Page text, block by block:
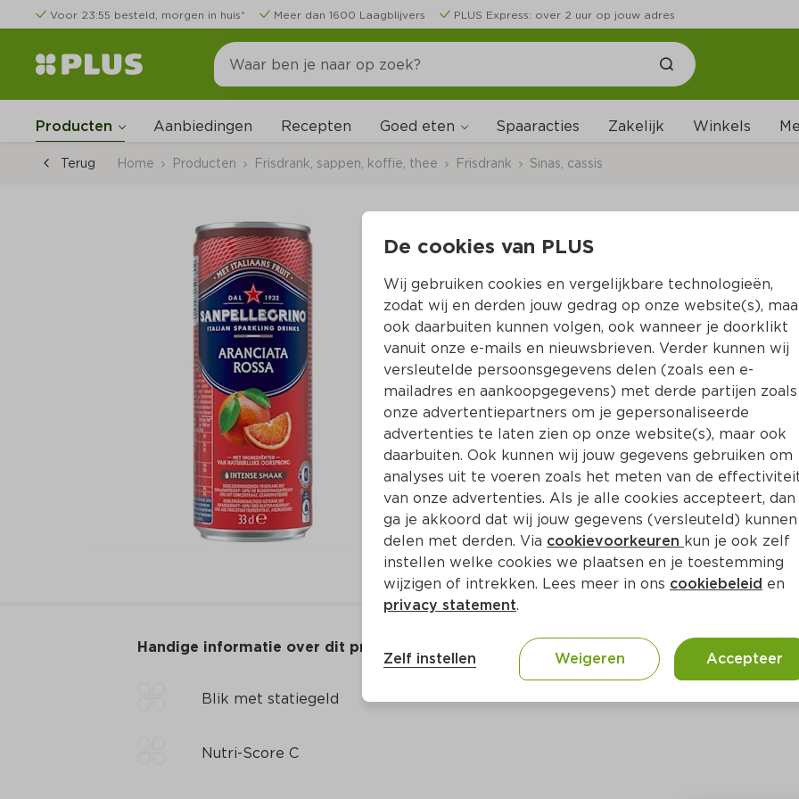
Voor 23:55 besteld, morgen in huis* Meer dan 1600 Laagblijvers PLUS Express: over 2 uur op jouw adres
Producten Aanbiedingen Recepten Goed eten Spaaracties Zakelijk Winkels
Terug Home Producten Frisdrank, sappen, koffie, thee Frisdrank Sinas, cassis
San Pellegrino
Per Blik 330 ml  (per liter €4.09)
1.35
Toevoegen
Handige informatie over dit product
Blik met statiegeld
Nutri-Score C
De cookies van PLUS
Wij gebruiken cookies en vergelijkbare technologieën,
zodat wij en derden jouw gedrag op onze website(s),
ook daarbuiten kunnen volgen, ook wanneer je doorklikt
vanuit onze e-mails en nieuwsbrieven. Verder kunnen wij
versleutelde persoonsgegevens delen (zoals een e-
mailadres en aankoopgegevens) met derde partijen zoals
onze advertentiepartners om je gepersonaliseerde
advertenties te laten zien op onze website(s), maar ook
daarbuiten. Ook kunnen wij jouw gegevens gebruiken om
analyses uit te voeren zoals het meten van de
van onze advertenties. Als je alle cookies accepteert, dan
ga je akkoord dat wij jouw gegevens (versleuteld) kunnen
delen met derden. Via cookievoorkeuren kun je ook zelf
instellen welke cookies we plaatsen en je toestemming
wijzigen of intrekken. Lees meer in ons cookiebeleid en
privacy statement.
Zelf instellen Weigeren Accepteer